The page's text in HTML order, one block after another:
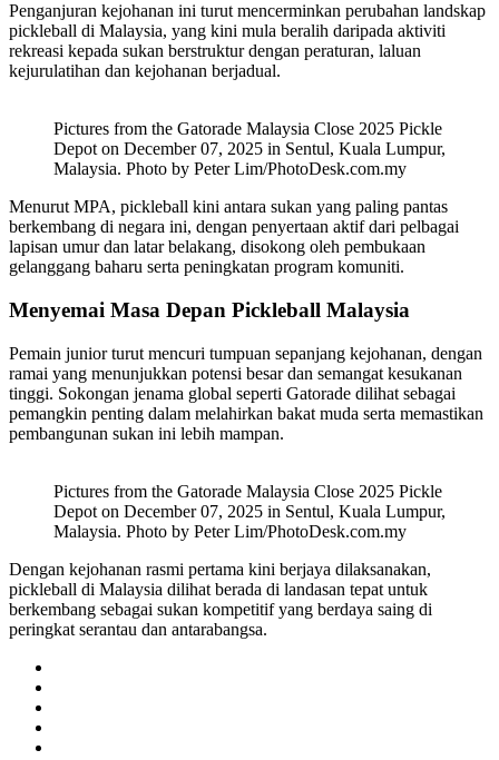
Penganjuran kejohanan ini turut mencerminkan perubahan landskap
pickleball di Malaysia, yang kini mula beralih daripada aktiviti
rekreasi kepada sukan berstruktur dengan peraturan, laluan
kejurulatihan dan kejohanan berjadual.
Pictures from the Gatorade Malaysia Close 2025 Pickle
Depot on December 07, 2025 in Sentul, Kuala Lumpur,
Malaysia. Photo by Peter Lim/PhotoDesk.com.my
Menurut MPA, pickleball kini antara sukan yang paling pantas
berkembang di negara ini, dengan penyertaan aktif dari pelbagai
lapisan umur dan latar belakang, disokong oleh pembukaan
gelanggang baharu serta peningkatan program komuniti.
Menyemai Masa Depan Pickleball Malaysia
Pemain junior turut mencuri tumpuan sepanjang kejohanan, dengan
ramai yang menunjukkan potensi besar dan semangat kesukanan
tinggi. Sokongan jenama global seperti Gatorade dilihat sebagai
pemangkin penting dalam melahirkan bakat muda serta memastikan
pembangunan sukan ini lebih mampan.
Pictures from the Gatorade Malaysia Close 2025 Pickle
Depot on December 07, 2025 in Sentul, Kuala Lumpur,
Malaysia. Photo by Peter Lim/PhotoDesk.com.my
Dengan kejohanan rasmi pertama kini berjaya dilaksanakan,
pickleball di Malaysia dilihat berada di landasan tepat untuk
berkembang sebagai sukan kompetitif yang berdaya saing di
peringkat serantau dan antarabangsa.